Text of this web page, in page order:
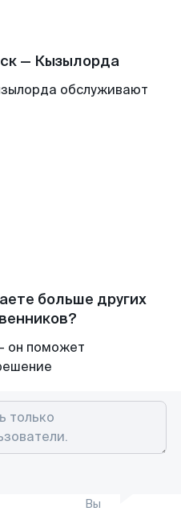
— Кызылорда
обслуживают
больше других
он поможет
Вы